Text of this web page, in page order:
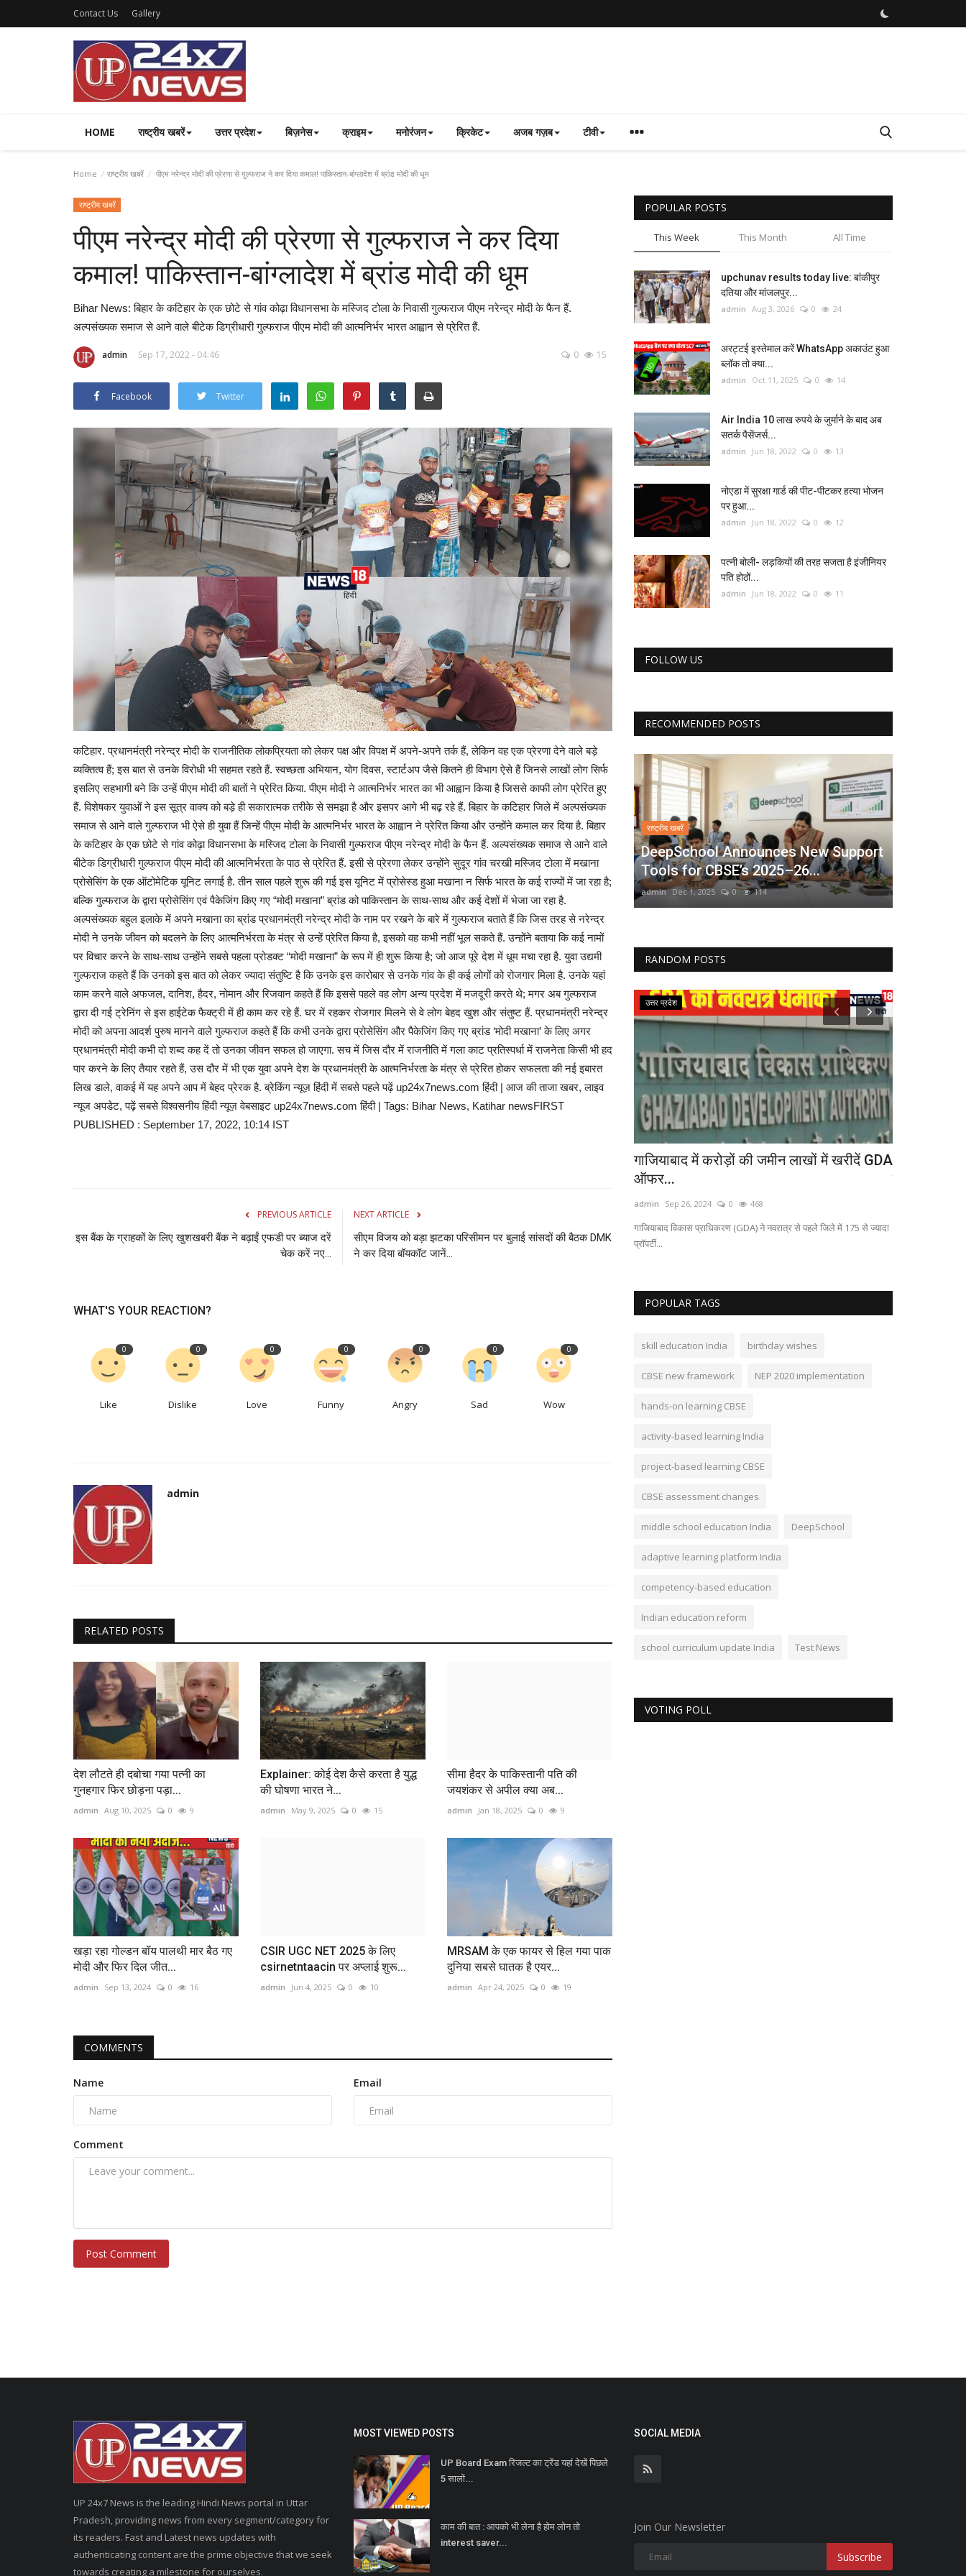
Contact Us Gallery
HOME राष्ट्रीय खबरें उत्तर प्रदेश बिज़नेस क्राइम मनोरंजन क्रिकेट अजब गज़ब टीवी
Home राष्ट्रीय खबरें पीएम नरेन्द्र मोदी की प्रेरणा से गुल्फराज ने कर दिया कमाल! पाकिस्तान-बांग्लादेश में ब्रांड मोदी की धूम
राष्ट्रीय खबरें
पीएम नरेन्द्र मोदी की प्रेरणा से गुल्फराज ने कर दिया
कमाल! पाकिस्तान-बांग्लादेश में ब्रांड मोदी की धूम
Bihar News: बिहार के कटिहार के एक छोटे से गांव कोढ़ा विधानसभा के मस्जिद टोला के निवासी गुल्फराज पीएम नरेन्द्र मोदी के फैन हैं.
अल्पसंख्यक समाज से आने वाले बीटेक डिग्रीधारी गुल्फराज पीएम मोदी की आत्मनिर्भर भारत आह्वान से प्रेरित हैं.
admin Sep 17, 2022 - 04:46 0 15
Facebook Twitter
कटिहार. प्रधानमंत्री नरेन्द्र मोदी के राजनीतिक लोकप्रियता को लेकर पक्ष और विपक्ष में अपने-अपने तर्क हैं, लेकिन वह एक प्रेरणा देने वाले बड़े
व्यक्तित्व हैं; इस बात से उनके विरोधी भी सहमत रहते हैं. स्वच्छता अभियान, योग दिवस, स्टार्टअप जैसे कितने ही विभाग ऐसे हैं जिनसे लाखों लोग सिर्फ
इसलिए सहभागी बने कि उन्हें पीएम मोदी की बातों ने प्रेरित किया. पीएम मोदी ने आत्मनिर्भर भारत का भी आह्वान किया है जिससे काफी लोग प्रेरित हुए
हैं. विशेषकर युवाओं ने इस सूत्र वाक्य को बड़े ही सकारात्मक तरीके से समझा है और इसपर आगे भी बढ़ रहे हैं. बिहार के कटिहार जिले में अल्पसंख्यक
समाज से आने वाले गुल्फराज भी ऐसे ही युवा हैं जिन्हें पीएम मोदी के आत्मनिर्भर भारत के आह्वान ने प्रेरित किया और उन्होंने कमाल कर दिया है. बिहार
के कटिहार के एक छोटे से गांव कोढ़ा विधानसभा के मस्जिद टोला के निवासी गुल्फराज पीएम नरेन्द्र मोदी के फैन हैं. अल्पसंख्यक समाज से आने वाले
बीटेक डिग्रीधारी गुल्फराज पीएम मोदी की आत्मनिर्भरता के पाठ से प्रेरित हैं. इसी से प्रेरणा लेकर उन्होंने सुदूर गांव चरखी मस्जिद टोला में मखाना
प्रोसेसिंग के एक ऑटोमेटिक यूनिट लगाई है. तीन साल पहले शुरू की गई इस यूनिट में प्रोसेस्ड हुआ मखाना न सिर्फ भारत के कई राज्यों में जा रहा है;
बल्कि गुल्फराज के द्वारा प्रोसेसिंग एवं पैकेजिंग किए गए “मोदी मखाना” ब्रांड को पाकिस्तान के साथ-साथ और कई देशों में भेजा जा रहा है.
अल्पसंख्यक बहुल इलाके में अपने मखाना का ब्रांड प्रधानमंत्री नरेन्द्र मोदी के नाम पर रखने के बारे में गुल्फराज बताते हैं कि जिस तरह से नरेन्द्र
मोदी ने उनके जीवन को बदलने के लिए आत्मनिर्भरता के मंत्र से उन्हें प्रेरित किया है, इसको वह कभी नहीं भूल सकते हैं. उन्होंने बताया कि कई नामों
पर विचार करने के साथ-साथ उन्होंने सबसे पहला प्रोडक्ट “मोदी मखाना” के रूप में ही शुरू किया है; जो आज पूरे देश में धूम मचा रहा है. युवा उद्यमी
गुल्फराज कहते हैं कि उनको इस बात को लेकर ज्यादा संतुष्टि है कि उनके इस कारोबार से उनके गांव के ही कई लोगों को रोजगार मिला है. उनके यहां
काम करने वाले अफजल, दानिश, हैदर, नोमान और रिजवान कहते हैं कि इससे पहले वह लोग अन्य प्रदेश में मजदूरी करते थे; मगर अब गुल्फराज
द्वारा दी गई ट्रेनिंग से इस हाईटेक फैक्ट्री में ही काम कर रहे हैं. घर में रहकर रोजगार मिलने से वे लोग बेहद खुश और संतुष्ट हैं. प्रधानमंत्री नरेन्द्र
मोदी को अपना आदर्श पुरुष मानने वाले गुल्फराज कहते हैं कि कभी उनके द्वारा प्रोसेसिंग और पैकेजिंग किए गए ब्रांड ‘मोदी मखाना’ के लिए अगर
प्रधानमंत्री मोदी कभी दो शब्द कह दें तो उनका जीवन सफल हो जाएगा. सच में जिस दौर में राजनीति में गला काट प्रतिस्पर्धा में राजनेता किसी भी हद
पार करने के लिए तैयार रहते हैं, उस दौर में भी एक युवा अपने देश के प्रधानमंत्री के आत्मनिर्भरता के मंत्र से प्रेरित होकर सफलता की नई इबारत
लिख डाले, वाकई में यह अपने आप में बेहद प्रेरक है. ब्रेकिंग न्यूज़ हिंदी में सबसे पहले पढ़ें up24x7news.com हिंदी | आज की ताजा खबर, लाइव
न्यूज अपडेट, पढ़ें सबसे विश्वसनीय हिंदी न्यूज़ वेबसाइट up24x7news.com हिंदी | Tags: Bihar News, Katihar newsFIRST
PUBLISHED : September 17, 2022, 10:14 IST
PREVIOUS ARTICLE
इस बैंक के ग्राहकों के लिए खुशखबरी बैंक ने बढ़ाईं एफडी पर ब्याज दरें
चेक करें नए...
NEXT ARTICLE
सीएम विजय को बड़ा झटका परिसीमन पर बुलाई सांसदों की बैठक DMK
ने कर दिया बॉयकॉट जानें...
WHAT'S YOUR REACTION?
0
Like
0
Dislike
0
Love
0
Funny
0
Angry
0
Sad
0
Wow
admin
RELATED POSTS
देश लौटते ही दबोचा गया पत्‍नी का
गुनहगार फिर छोड़ना पड़ा...
admin Aug 10, 2025 0 9
Explainer: कोई देश कैसे करता है युद्ध
की घोषणा भारत ने...
admin May 9, 2025 0 15
सीमा हैदर के पाकिस्‍तानी पति की
जयशंकर से अपील क्‍या अब...
admin Jan 18, 2025 0 9
खड़ा रहा गोल्डन बॉय पालथी मार बैठ गए
मोदी और फिर दिल जीत...
admin Sep 13, 2024 0 16
CSIR UGC NET 2025 के लिए
csirnetntaacin पर अप्लाई शुरू...
admin Jun 4, 2025 0 10
MRSAM के एक फायर से हिल गया पाक
दुनिया सबसे घातक है एयर...
admin Apr 24, 2025 0 19
COMMENTS
Name Email
Comment
Post Comment
POPULAR POSTS
This Week This Month All Time
upchunav results today live: बांकीपुर
दतिया और मांजलपुर...
admin Aug 3, 2026 0 24
अरट्टई इस्तेमाल करें WhatsApp अकाउंट हुआ
ब्लॉक तो क्या...
admin Oct 11, 2025 0 14
Air India 10 लाख रुपये के जुर्माने के बाद अब
सतर्क पैसेंजर्स...
admin Jun 18, 2022 0 13
नोएडा में सुरक्षा गार्ड की पीट-पीटकर हत्या भोजन
पर हुआ...
admin Jun 18, 2022 0 12
पत्नी बोली- लड़कियों की तरह सजता है इंजीनियर
पति होठों...
admin Jun 18, 2022 0 11
FOLLOW US
RECOMMENDED POSTS
राष्ट्रीय खबरें
DeepSchool Announces New Support
Tools for CBSE’s 2025–26...
admin Dec 1, 2025 0 114
RANDOM POSTS
है.जी हां आज...
लेकिन...
उत्तर प्रदेश
गाजियाबाद में करोड़ों की जमीन लाखों में खरीदें GDA
ऑफर...
admin Sep 26, 2024 0 468
गाजियाबाद विकास प्राधिकरण (GDA) ने नवरात्र से पहले जिले में 175 से ज्यादा
प्रॉपर्टी...
POPULAR TAGS
skill education India birthday wishes
CBSE new framework NEP 2020 implementation
hands-on learning CBSE
activity-based learning India
project-based learning CBSE
CBSE assessment changes
middle school education India DeepSchool
adaptive learning platform India
competency-based education
Indian education reform
school curriculum update India Test News
VOTING POLL
UP 24x7 News is the leading Hindi News portal in Uttar
Pradesh, providing news from every segment/category for
its readers. Fast and Latest news updates with
authenticating content are the prime objective that we seek
towards creating a milestone for ourselves.
MOST VIEWED POSTS
UP Board Exam रिजल्ट का ट्रेंड यहां देखें पिछले
5 सालों...
काम की बात : आपको भी लेना है होम लोन तो
interest saver...
SOCIAL MEDIA
Join Our Newsletter
Subscribe